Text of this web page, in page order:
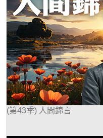
(第43季) 人間錦言